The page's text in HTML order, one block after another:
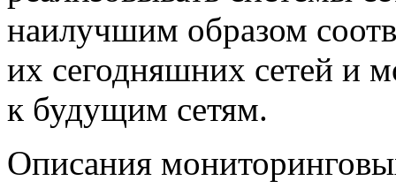
наилучшим образом
их сегодняшних сетей и
к будущим сетям.
Описания